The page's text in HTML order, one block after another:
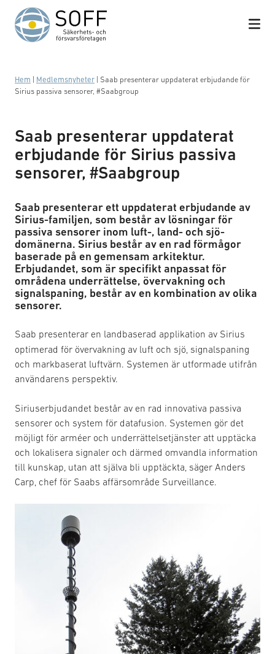
Hoppa till innehåll
Hem Medlemsnyheter
Saab presenterar uppdaterat erbjudande för
Sirius passiva sensorer, #Saabgroup
Saab presenterar uppdaterat
erbjudande för Sirius passiva
sensorer, #Saabgroup
Saab presenterar ett uppdaterat erbjudande av
Sirius-familjen, som består av lösningar för
passiva sensorer inom luft-, land- och sjö-
domänerna. Sirius består av en rad förmågor
baserade på en gemensam arkitektur.
Erbjudandet, som är specifikt anpassat för
områdena underrättelse, övervakning och
signalspaning, består av en kombination av olika
sensorer.
Saab presenterar en landbaserad applikation av Sirius
optimerad för övervakning av luft och sjö, signalspaning
och markbaserat luftvärn. Systemen är utformade utifrån
användarens perspektiv.
Siriuserbjudandet består av en rad innovativa passiva
sensorer och system för datafusion. Systemen gör det
möjligt för arméer och underrättelsetjänster att upptäcka
och lokalisera signaler och därmed omvandla information
till kunskap, utan att själva bli upptäckta, säger Anders
Carp, chef för Saabs affärsområde Surveillance.